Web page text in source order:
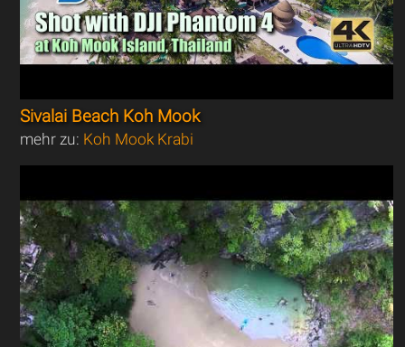
Sivalai Beach Koh Mook
mehr zu: Koh Mook Krabi